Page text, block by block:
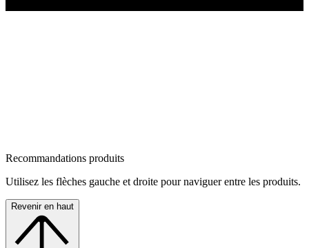
Recommandations produits
Utilisez les flèches gauche et droite pour naviguer entre les produits.
Revenir en haut